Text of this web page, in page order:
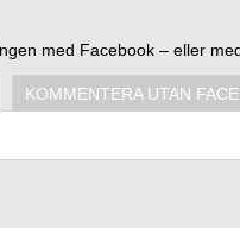
med Facebook – eller
KOMMENTERA UTAN